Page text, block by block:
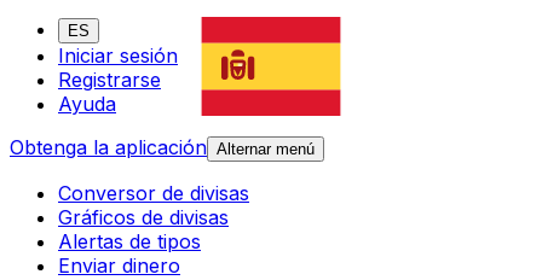
ES
Iniciar sesión
Registrarse
Ayuda
Obtenga la aplicación Alternar menú
Conversor de divisas
Gráficos de divisas
Alertas de tipos
Enviar dinero